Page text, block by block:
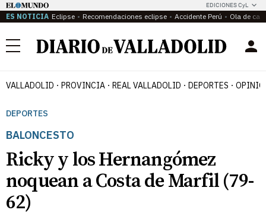
EDICIONES CyL
ES NOTICIA Eclipse Recomendaciones eclipse Accidente Perú Ola de
Menú
VALLADOLID PROVINCIA REAL VALLADOLID DEPORTES
DEPORTES
BALONCESTO
Ricky y los Hernangómez
noquean a Costa de Marfil (79-
62)